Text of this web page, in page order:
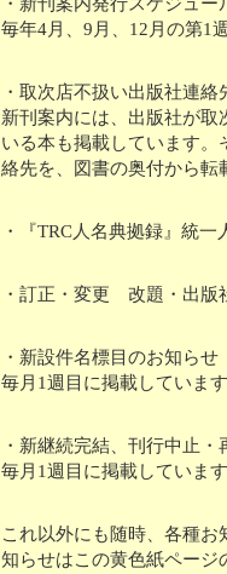
毎年4月、9月、12月の第1
・取次店不扱い出版社連
新刊案内には、出版社が
いる本も掲載しています
絡先を、図書の奥付から転
・『TRC人名典拠録』統一
・訂正・変更 改題・出版
・新設件名標目のお知らせ
毎月1週目に掲載していま
・新継続完結、刊行中止・
毎月1週目に掲載していま
これ以外にも随時、各種
知らせはこの黄色紙ページ